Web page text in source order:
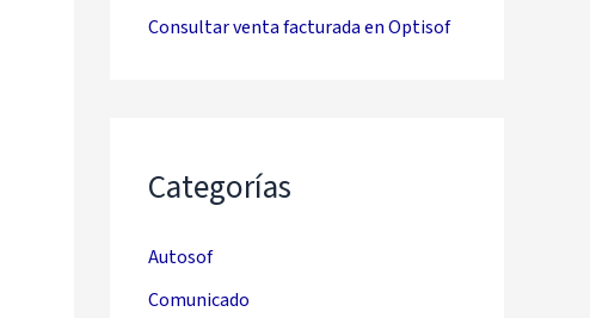
Consultar venta facturada en Optisof
Categorías
Autosof
Comunicado